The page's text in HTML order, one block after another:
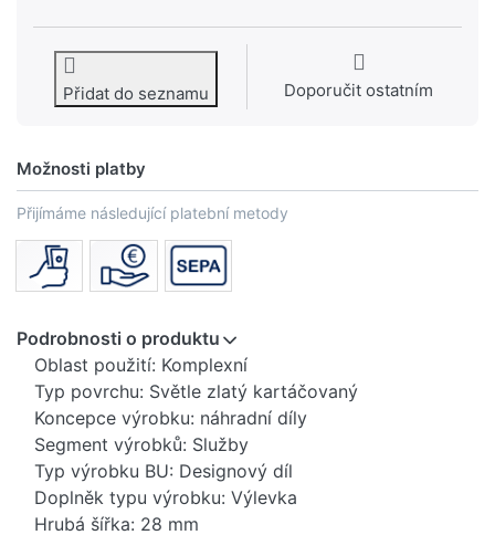
Přidat do seznamu Doporučit ostatním
Možnosti platby
Přijímáme následující platební metody
Podrobnosti o produktu
Oblast použití: Komplexní
Typ povrchu: Světle zlatý kartáčovaný
Koncepce výrobku: náhradní díly
Segment výrobků: Služby
Typ výrobku BU: Designový díl
Doplněk typu výrobku: Výlevka
Hrubá šířka: 28 mm